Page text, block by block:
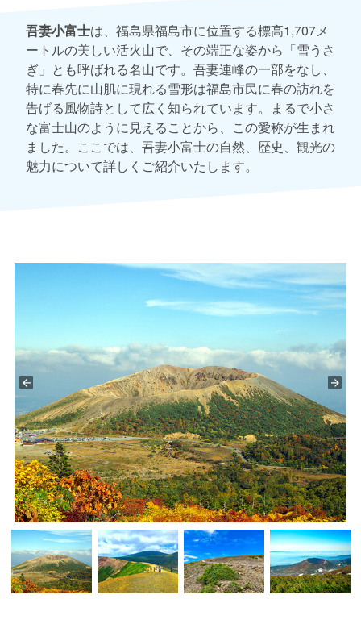
吾妻小富士は、福島県福島市に位置する標高1,707メ
ートルの美しい活火山で、その端正な姿から「雪うさ
ぎ」とも呼ばれる名山です。吾妻連峰の一部をなし、
特に春先に山肌に現れる雪形は福島市民に春の訪れを
告げる風物詩として広く知られています。まるで小さ
な富士山のように見えることから、この愛称が生まれ
ました。ここでは、吾妻小富士の自然、歴史、観光の
魅力について詳しくご紹介いたします。